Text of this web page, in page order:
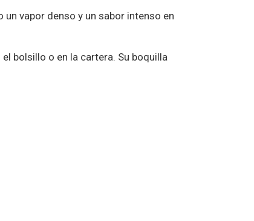
vapor denso y un sabor intenso en
el bolsillo o en la cartera. Su boquilla